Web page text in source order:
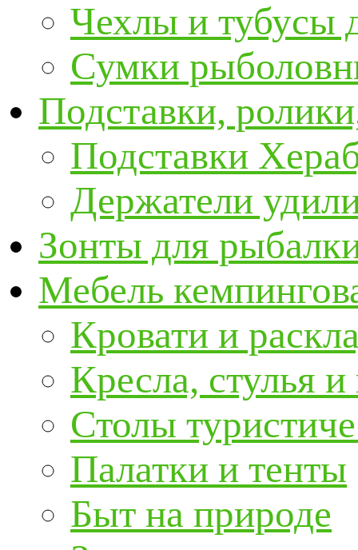
Чехлы и тубусы
Сумки
Подставки,
Подставки
Держатели
Зонты для
Мебель
Кровати и
Кресла, стулья
Столы
Палатки и тенты
Быт на природе